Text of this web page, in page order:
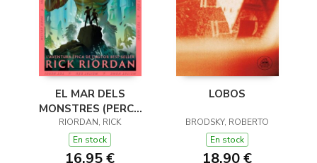
EL MAR DELS
MONSTRES (PERCY
JACKSON I ELS DÉUS
DE L'OLIMP 2)
RIORDAN, RICK
En stock
16,95 €
LOBOS
BRODSKY, ROBERTO
En stock
18,90 €